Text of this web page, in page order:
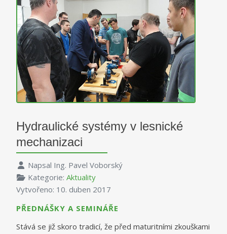
Hydraulické systémy v lesnické
mechanizaci
Napsal Ing. Pavel Voborský
Kategorie: Aktuality
Vytvořeno: 10. duben 2017
PŘEDNÁŠKY A SEMINÁŘE
Stává se již skoro tradicí, že před maturitními zkouškami